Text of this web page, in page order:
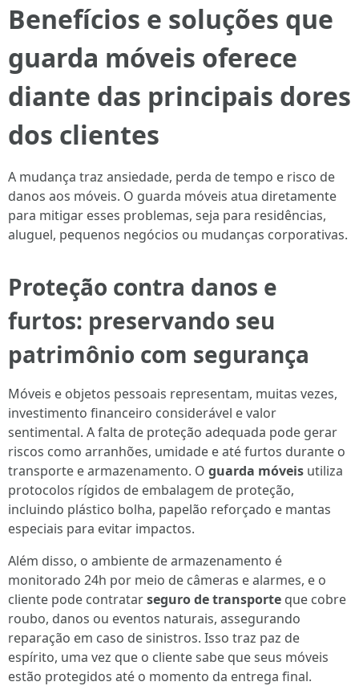
Benefícios e soluções que
guarda móveis oferece
diante das principais dores
dos clientes
A mudança traz ansiedade, perda de tempo e risco de
danos aos móveis. O guarda móveis atua diretamente
para mitigar esses problemas, seja para residências,
aluguel, pequenos negócios ou mudanças corporativas.
Proteção contra danos e
furtos: preservando seu
patrimônio com segurança
Móveis e objetos pessoais representam, muitas vezes,
investimento financeiro considerável e valor
sentimental. A falta de proteção adequada pode gerar
riscos como arranhões, umidade e até furtos durante o
transporte e armazenamento. O guarda móveis utiliza
protocolos rígidos de embalagem de proteção,
incluindo plástico bolha, papelão reforçado e mantas
especiais para evitar impactos.
Além disso, o ambiente de armazenamento é
monitorado 24h por meio de câmeras e alarmes, e o
cliente pode contratarseguro de transporte que cobre
roubo, danos ou eventos naturais, assegurando
reparação em caso de sinistros. Isso traz paz de
espírito, uma vez que o cliente sabe que seus móveis
estão protegidos até o momento da entrega final.